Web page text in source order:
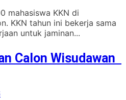
mahasiswa KKN di
KKN tahun ini bekerja sama
untuk jaminan...
Calon Wisudawan